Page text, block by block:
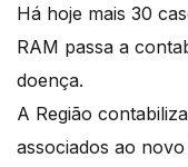
Há hoje mais 30
RAM passa a
doença.
A Região
associados ao